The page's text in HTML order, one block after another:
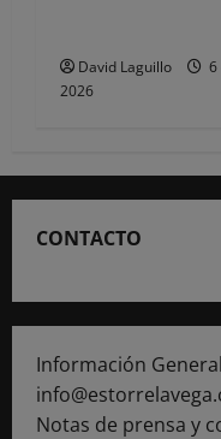
David Laguillo
6
2026
CONTACTO
Información
Notas de prensa y